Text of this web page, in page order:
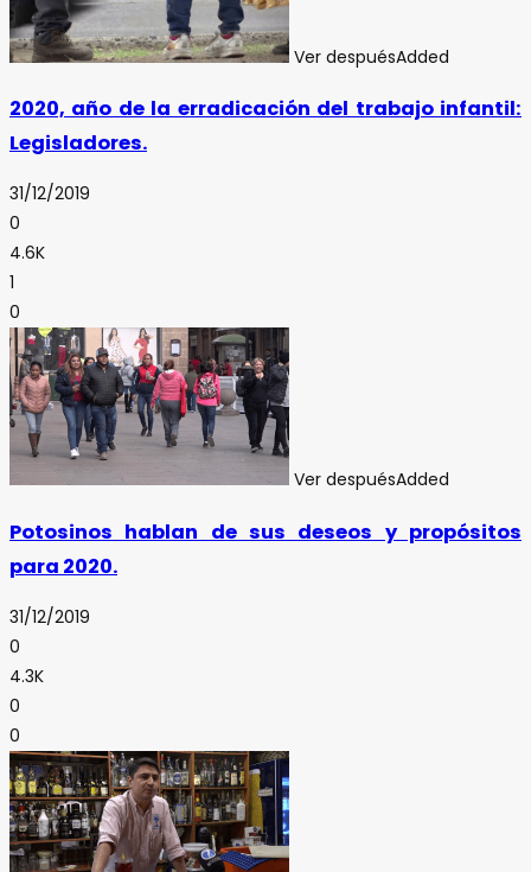
Ver despuésAdded
2020, año de la erradicación del trabajo infantil:
Legisladores.
31/12/2019
0
4.6K
1
0
Ver despuésAdded
Potosinos hablan de sus deseos y propósitos
para 2020.
31/12/2019
0
4.3K
0
0